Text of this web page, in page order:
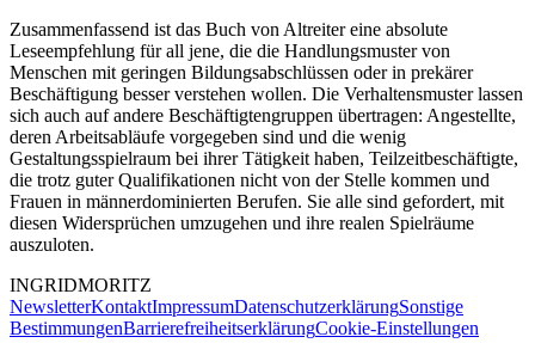
Zusammenfassend ist das Buch von Altreiter eine absolute
Leseempfehlung für all jene, die die Handlungsmuster von
Menschen mit geringen Bildungsabschlüssen oder in prekärer
Beschäftigung besser verstehen wollen. Die Verhaltensmuster lassen
sich auch auf andere Beschäftigtengruppen übertragen: Angestellte,
deren Arbeitsabläufe vorgegeben sind und die wenig
Gestaltungsspielraum bei ihrer Tätigkeit haben, Teilzeitbeschäftigte,
die trotz guter Qualifikationen nicht von der Stelle kommen und
Frauen in männerdominierten Berufen. Sie alle sind gefordert, mit
diesen Widersprüchen umzugehen und ihre realen Spielräume
auszuloten.
INGRIDMORITZ
NewsletterKontaktImpressumDatenschutzerklärungSonstige
BestimmungenBarrierefreiheitserklärungCookie-Einstellungen